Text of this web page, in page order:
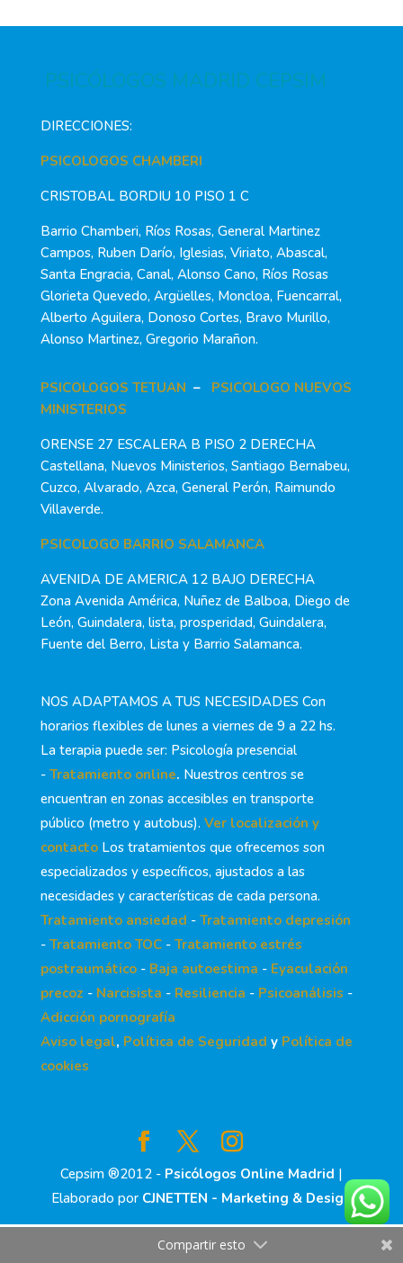
PSICÓLOGOS MADRID CEPSIM
DIRECCIONES:
PSICOLOGOS CHAMBERI
CRISTOBAL BORDIU 10 PISO 1 C
Barrio Chamberi, Ríos Rosas, General Martinez
Campos, Ruben Darío, Iglesias, Viriato, Abascal,
Santa Engracia, Canal, Alonso Cano, Ríos Rosas
Glorieta Quevedo, Argüelles, Moncloa, Fuencarral,
Alberto Aguilera, Donoso Cortes, Bravo Murillo,
Alonso Martinez, Gregorio Marañon.
PSICOLOGOS TETUAN – PSICOLOGO NUEVOS
MINISTERIOS
ORENSE 27 ESCALERA B PISO 2 DERECHA
Castellana, Nuevos Ministerios, Santiago Bernabeu,
Cuzco, Alvarado, Azca, General Perón, Raimundo
Villaverde.
PSICOLOGO BARRIO SALAMANCA
AVENIDA DE AMERICA 12 BAJO DERECHA
Zona Avenida América, Nuñez de Balboa, Diego de
León, Guindalera, lista, prosperidad, Guindalera,
Fuente del Berro, Lista y Barrio Salamanca.
NOS ADAPTAMOS A TUS NECESIDADES Con
horarios flexibles de lunes a viernes de 9 a 22 hs.
La terapia puede ser: Psicología presencial
- Tratamiento online. Nuestros centros se
encuentran en zonas accesibles en transporte
público (metro y autobus). Ver localización y
contactoLos tratamientos que ofrecemos son
especializados y específicos, ajustados a las
necesidades y características de cada persona.
Tratamiento ansiedad - Tratamiento depresión
- Tratamiento TOC- Tratamiento estrés
postraumático- Baja autoestima - Eyaculación
precoz - Narcisista - Resiliencia - Psicoanálisis -
Adicción pornografía
Aviso legal, Política de Seguridad y Política de
cookies
Cepsim ®2012 - Psicólogos Online Madrid |
Elaborado por CJNETTEN - Marketing & Design
Compartir esto